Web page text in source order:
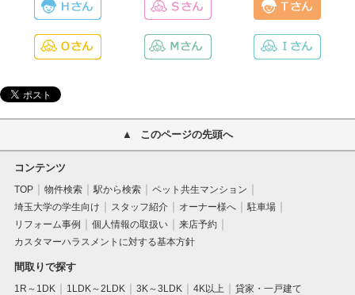
このページの先頭へ
コンテンツ
TOP 物件検索 駅から検索
ペット共生マンション
埼玉大学の学生向け
スタッフ紹介 オーナー様へ
駐車場
リフォーム事例
個人情報の取扱い
来店予約
カスタマーハラスメントに対する基本方針
間取りで探す
1R～1DK 1LDK～2LDK 3K～3LDK 4K以上 貸家・一戸建て